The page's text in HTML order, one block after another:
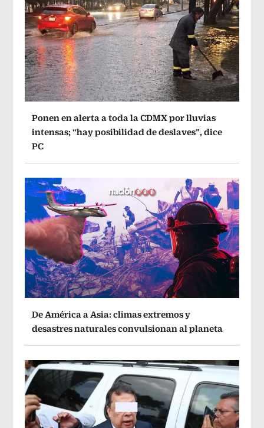
Ponen en alerta a toda la CDMX por lluvias
intensas; “hay posibilidad de deslaves”, dice
PC
De América a Asia: climas extremos y
desastres naturales convulsionan al planeta